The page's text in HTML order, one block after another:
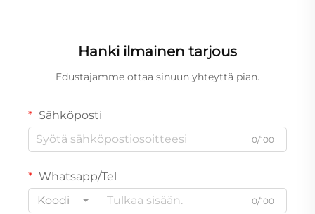
Hanki ilmainen tarjous
Edustajamme ottaa sinuun yhteyttä pian.
Sähköposti
0/100
Whatsapp/Tel
Koodi
0/100